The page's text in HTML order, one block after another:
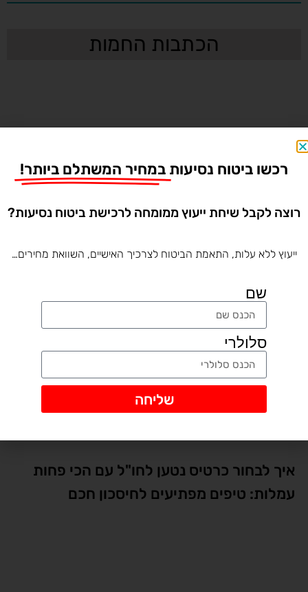
הכתבות החמות
מהי המדיניות לטיסות בהריון? כל מה שצריך
איך לבחור כרטיס נטען לחו"ל עם הכי פחות
עמלות: טיפים מפתיעים לחיסכון חכם
רכשו ביטוח נסיעות במחיר המשתלם ביותר!
רוצה לקבל שיחת ייעוץ ממומחה לרכישת ביטוח נסיעות?
ייעוץ ללא עלות, התאמת הביטוח לצרכיך האישיים, השוואת מחירים…
שם
סלולרי
שליחה